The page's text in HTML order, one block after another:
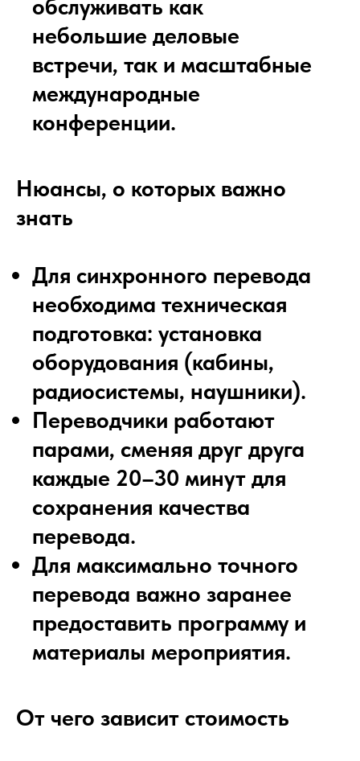
обслуживать как
небольшие деловые
встречи, так и масштабные
международные
конференции.
Нюансы, о которых важно
знать
Для синхронного перевода
необходима техническая
подготовка: установка
оборудования (кабины,
радиосистемы, наушники).
Переводчики работают
парами, сменяя друг друга
каждые 20–30 минут для
сохранения качества
перевода.
Для максимально точного
перевода важно заранее
предоставить программу и
материалы мероприятия.
От чего зависит стоимость